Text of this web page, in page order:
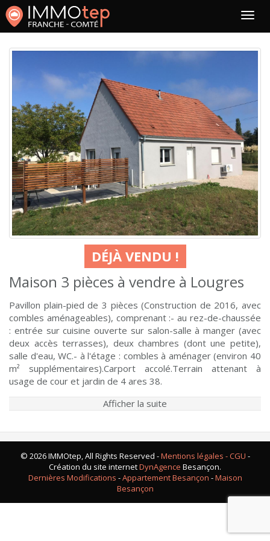
DÉJÀ VENDU !
Maison 3 pièces à vendre à Lougres
Pavillon plain-pied de 3 pièces (Construction de 2016, avec
combles aménageables), comprenant :- au rez-de-chaussée
: entrée sur cuisine ouverte sur salon-salle à manger (avec
deux accès terrasses), deux chambres (dont une petite),
salle d'eau, WC.- à l'étage : combles à aménager (environ 40
m² supplémentaires).Carport accolé.Terrain attenant à
usage de cour et jardin de 4 ares 38.
Afficher la suite
© 2026 IMMOtep, All Rights Reserved -Mentions légales - CGU -
Création du site internetDynAgence Besançon.
Dernières Modifications -Appartement Besançon -Maison
Besançon